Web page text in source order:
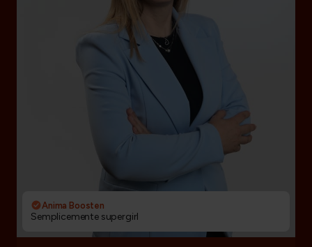
Anima Boosten
Semplicemente supergirl